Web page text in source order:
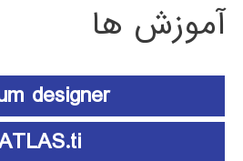
آموزش ها
designer